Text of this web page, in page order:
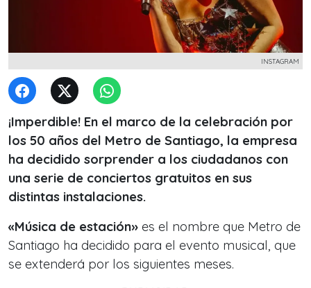
INSTAGRAM
¡Imperdible! En el marco de la celebración por
los 50 años del Metro de Santiago, la empresa
ha decidido sorprender a los ciudadanos con
una serie de conciertos gratuitos en sus
distintas instalaciones.
«Música de estación» es el nombre que Metro de
Santiago ha decidido para el evento musical, que
se extenderá por los siguientes meses.